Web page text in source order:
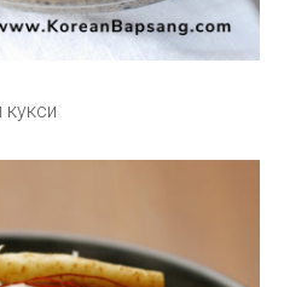
кукси